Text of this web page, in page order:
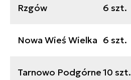
Rzgów 6 szt.
Nowa Wieś Wielka 6 szt.
Tarnowo Podgórne10 szt.